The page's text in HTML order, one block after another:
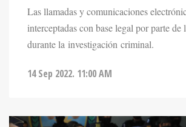
Las llamadas y comunicaciones
interceptadas con base legal por parte de
durante la investigación criminal.
14 Sep 2022. 11:00 AM